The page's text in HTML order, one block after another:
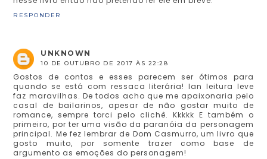
RESPONDER
UNKNOWN
10 DE OUTUBRO DE 2017 ÀS 22:28
Gostos de contos e esses parecem ser ótimos para
quando se está com ressaca literária! Ian leitura leve
faz maravilhas. De todos acho que me apaixonaria pelo
casal de bailarinos, apesar de não gostar muito de
romance, sempre torci pelo clichê. Kkkkk E também o
primeiro, por ter uma visão da paranóia da personagem
principal. Me fez lembrar de Dom Casmurro, um livro que
gosto muito, por somente trazer como base de
argumento as emoções do personagem!